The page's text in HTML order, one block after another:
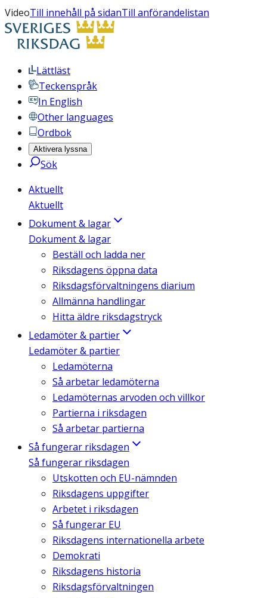
VideoTill innehåll på sidanTill anförandelistan
Lättläst
Teckenspråk
In English
Other languages
Ordbok
Aktivera lyssna
Sök
Aktuellt
Aktuellt
Dokument & lagar
Dokument & lagar
Beställ och ladda ner
Riksdagens öppna data
Riksdagsförvaltningens diarium
Allmänna handlingar
Hitta äldre riksdagstryck
Ledamöter & partier
Ledamöter & partier
Ledamöterna
Så arbetar ledamöterna
Ledamöternas arvoden och villkor
Partierna i riksdagen
Så arbetar partierna
Så fungerar riksdagen
Så fungerar riksdagen
Utskotten och EU-nämnden
Riksdagens uppgifter
Arbetet i riksdagen
Så fungerar EU
Riksdagens internationella arbete
Demokrati
Riksdagens historia
Riksdagsförvaltningen